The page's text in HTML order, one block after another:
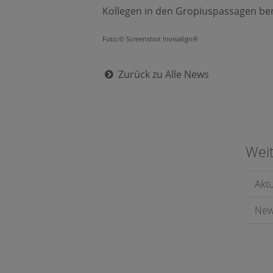
Kollegen in den Gropiuspassagen
Foto:© Screenshot Invisalign®
Zurück zu Alle News